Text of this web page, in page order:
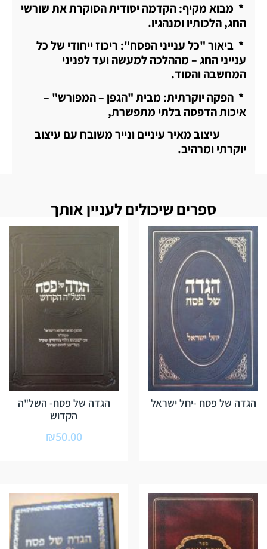
* מבוא מקיף: הקדמה יסודית הסוקרת את שורשי
החג, הלכותיו ומנהגיו.
* ביאור "כל ענייני הפסח": ריכוז ייחודי של כל
ענייני החג – מההלכה למעשה ועד לפניני
המחשבה והסוד.
* הפקה יוקרתית: מבית "הגפן – המפורש" –
איכות הדפסה בלתי מתפשרת,
עיצוב מאיר עיניים ונייר משובח עם עיצוב
יוקרתי ומרהיב.
ספרים שיכולים לעניין אותך
הגדה של פסח -יחל ישראל
הגדה של פסח- השל"ה
הקדוש
₪50.00